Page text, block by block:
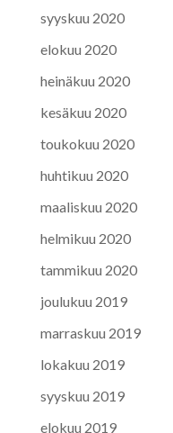
syyskuu 2020
elokuu 2020
heinäkuu 2020
kesäkuu 2020
toukokuu 2020
huhtikuu 2020
maaliskuu 2020
helmikuu 2020
tammikuu 2020
joulukuu 2019
marraskuu 2019
lokakuu 2019
syyskuu 2019
elokuu 2019